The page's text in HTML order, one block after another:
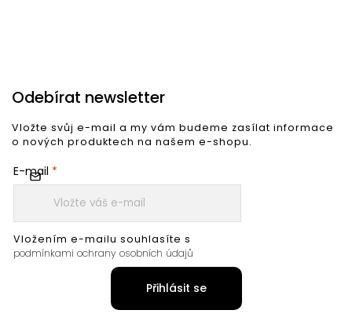
Odebírat newsletter
Vložte svůj e-mail a my vám budeme zasílat informace
o nových produktech na našem e-shopu.
E-mail
Vložením e-mailu souhlasíte s
podmínkami ochrany osobních údajů
Přihlásit se